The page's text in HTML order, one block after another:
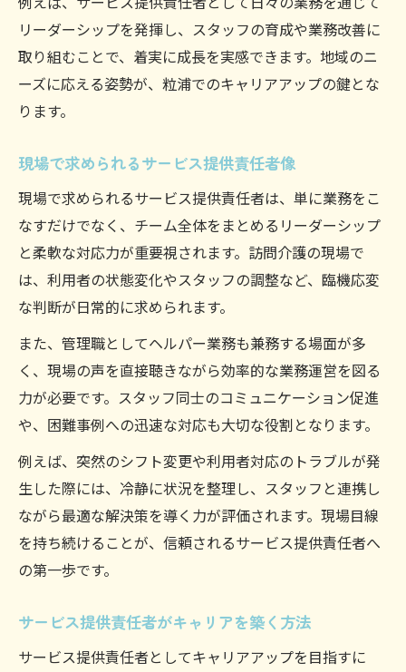
兼務を活かしたサービス提供責任者の働き
方改革
サービス提供責任者が実感するワークライ
フバランス
整力
粒浦における専門職の新たな挑戦例
サービス提供責任者が取り組む新しい役割
専門職としてキャリアアップする挑戦方法
粒浦で広がるサービス提供責任者の活躍領
域
現場で変化を生み出すサービス提供責任者
サービス提供責任者による新たな取り組み
事例
サービス提供責任者が現場で輝くための工夫
サービス提供責任者が現場で活きる工夫と
は
チームを支えるサービス提供責任者の役割
現場連携を高めるサービス提供責任者の工
利用者満足度を上げるサービス提供責任者
の実践
リーダーシップを発揮し、スタッフの育成や業務改善に
取り組むことで、着実に成長を実感できます。地域のニ
ーズに応える姿勢が、粒浦でのキャリアアップの鍵とな
ります。
現場で求められるサービス提供責任者像
現場で求められるサービス提供責任者は、単に業務をこ
なすだけでなく、チーム全体をまとめるリーダーシップ
と柔軟な対応力が重要視されます。訪問介護の現場で
は、利用者の状態変化やスタッフの調整など、臨機応変
な判断が日常的に求められます。
また、管理職としてヘルパー業務も兼務する場面が多
く、現場の声を直接聴きながら効率的な業務運営を図る
力が必要です。スタッフ同士のコミュニケーション促進
や、困難事例への迅速な対応も大切な役割となります。
例えば、突然のシフト変更や利用者対応のトラブルが発
生した際には、冷静に状況を整理し、スタッフと連携し
ながら最適な解決策を導く力が評価されます。現場目線
を持ち続けることが、信頼されるサービス提供責任者へ
の第一歩です。
サービス提供責任者がキャリアを築く方法
サービス提供責任者としてキャリアアップを目指すに